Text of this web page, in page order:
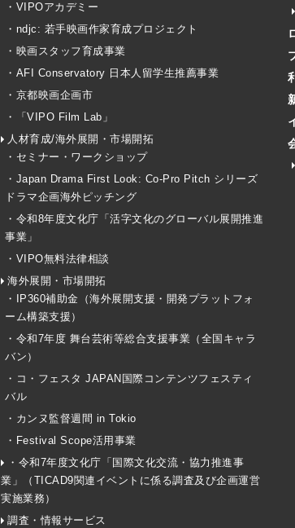
・VIPOアカデミー
・ndjc: 若手映画作家育成プロジェクト
・映画スタッフ育成事業
・AFI Conservatory 日本人留学生推薦事業
・京都映画企画市
・「VIPO Film Lab」
人材育成/海外展開・市場開拓
・セミナー・ワークショップ
・Japan Drama First Look: Co-Pro Pitch シリーズ
ドラマ企画海外ピッチング
・令和8年度文化庁「活字文化のグローバル展開推進
事業」
・VIPO無料法律相談
海外展開・市場開拓
・IP360補助金（海外展開支援・開発プラットフォ
ーム構築支援）
・令和7年度 舞台芸術等総合支援事業（全国キャラ
バン）
・コ・フェスタ JAPAN国際コンテンツフェスティ
バル
・カンヌ監督週間 in Tokio
・Festival Scope活用事業
・令和7年度文化庁「国際文化交流・協力推進事
業」（TICAD9関連イベントに係る調査及び企画運営
実施業務）
調査・情報サービス